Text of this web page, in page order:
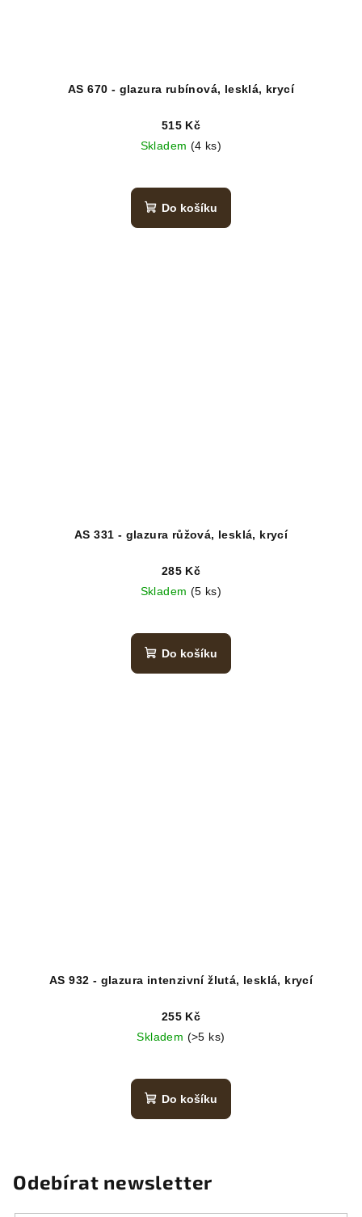
AS 670 - glazura rubínová, lesklá, krycí
515 Kč
Skladem (4 ks)
Do košíku
AS 331 - glazura růžová, lesklá, krycí
285 Kč
Skladem (5 ks)
Do košíku
AS 932 - glazura intenzivní žlutá, lesklá, krycí
255 Kč
Skladem (>5 ks)
Do košíku
Odebírat newsletter